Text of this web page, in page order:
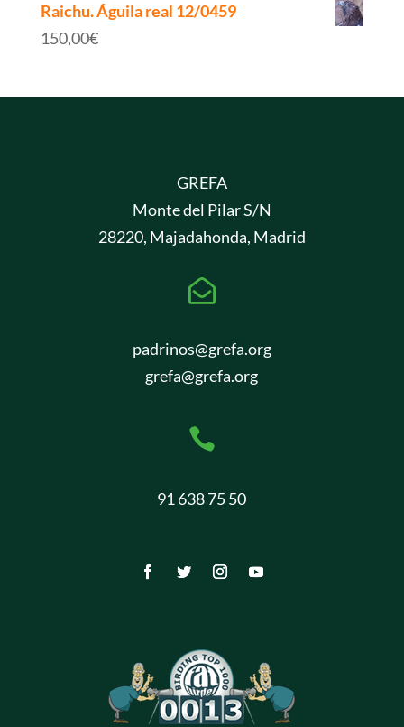
Raichu. Águila real 12/0459
150,00€
GREFA
Monte del Pilar S/N
28220, Majadahonda, Madrid

padrinos@grefa.org
grefa@grefa.org

91 638 75 50